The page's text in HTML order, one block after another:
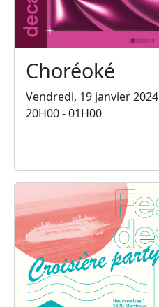
Choréoké
Vendredi, 19 janvier 2024
20H00 - 01H00